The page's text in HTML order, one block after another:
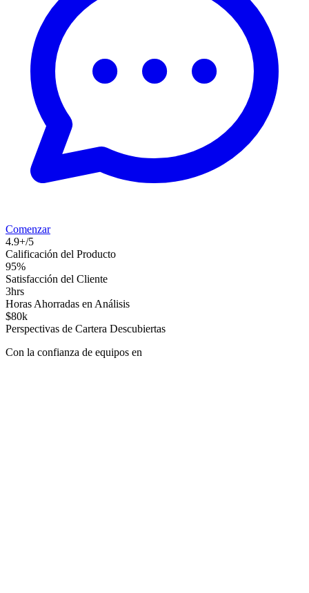
Comenzar
4.9+/5
Calificación del Producto
95%
Satisfacción del Cliente
3hrs
Horas Ahorradas en Análisis
$80k
Perspectivas de Cartera Descubiertas
Con la confianza de equipos en